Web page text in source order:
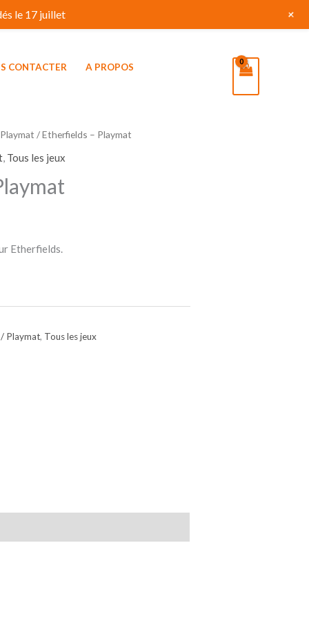
CONTACTER A PROPOS
/ Etherfields – Playmat
, Tous les jeux
Etherfields.
Playmat, Tous les jeux
le 17 juillet +